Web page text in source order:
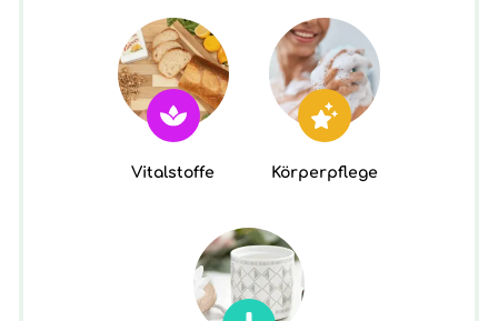
Vitalstoffe Körperpflege